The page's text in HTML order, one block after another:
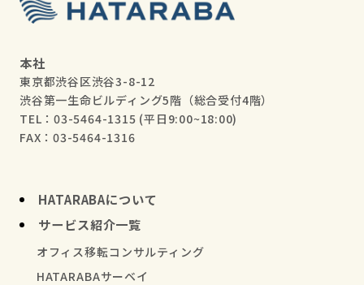
本社
東京都渋谷区渋谷3-8-12
渋谷第一生命ビルディング5階（総合受付4階）
TEL：03-5464-1315 (平日9:00~18:00)
FAX：03-5464-1316
HATARABAについて
サービス紹介一覧
オフィス移転コンサルティング
HATARABAサーベイ